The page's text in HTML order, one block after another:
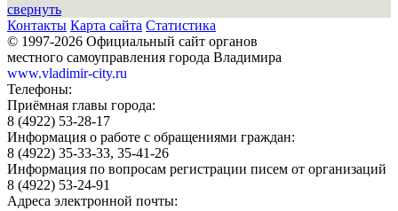
свернуть
Контакты Карта сайта Статистика
© 1997-2026 Официальный сайт органов
местного самоуправления города Владимира
www.vladimir-city.ru
Телефоны:
Приёмная главы города:
8 (4922) 53-28-17
Информация о работе с обращениями граждан:
8 (4922) 35-33-33, 35-41-26
Информация по вопросам регистрации писем от организаций
8 (4922) 53-24-91
Адреса электронной почты: